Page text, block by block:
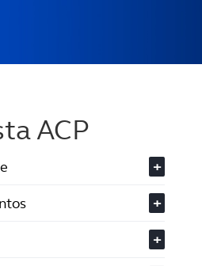
ACP
+
+
+